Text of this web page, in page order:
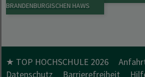
BRANDENBURGISCHEN HAWS
★ TOP HOCHSCHULE 2026
Datenschutz
Barrierefreiheit